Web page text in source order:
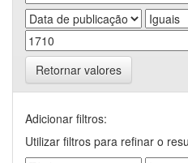
Retornar valores
Adicionar filtros:
Utilizar filtros para refinar o